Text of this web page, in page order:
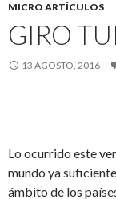
MICRO ARTÍCULOS
GIRO
13 AGOSTO, 2016
Lo ocurrido este
mundo ya
ámbito de los